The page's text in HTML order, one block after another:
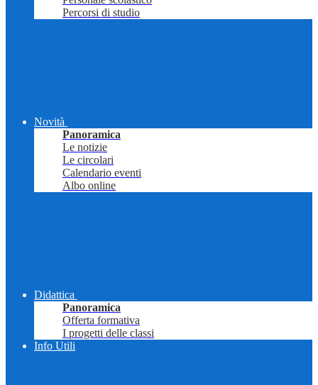
Percorsi di studio
Novità
Panoramica
Le notizie
Le circolari
Calendario eventi
Albo online
Didattica
Panoramica
Offerta formativa
I progetti delle classi
Info Utili